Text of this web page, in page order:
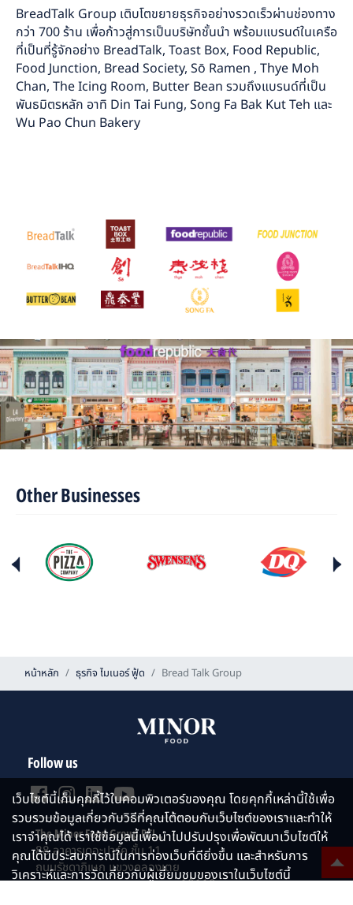
BreadTalk Group เติบโตขยายธุรกิจอย่างรวดเร็วผ่านช่องทาง
กว่า 700 ร้าน เพื่อก้าวสู่การเป็นบริษัทชั้นนำ พร้อมแบรนด์ในเครือ
ที่เป็นที่รู้จักอย่าง BreadTalk, Toast Box, Food Republic,
Food Junction, Bread Society, Sō Ramen , Thye Moh
Chan, The Icing Room, Butter Bean รวมถึงแบรนด์ที่เป็น
พันธมิตรหลัก อาทิ Din Tai Fung, Song Fa Bak Kut Teh และ
Wu Pao Chun Bakery
Other Businesses
หน้าหลัก ธุรกิจ ไมเนอร์ ฟู้ด Bread Talk Group
Follow us
The Minor Food Group PCL.,
88 อาคารเดอะปาร์ค ชั้น 11
ถนนรัชดาภิเษก แขวงคลองเตย
เขตคลองเตย กรุงเทพมหานคร 10110
เว็บไซต์นี้เก็บคุกกี้ไว้ในคอมพิวเตอร์ของคุณ โดยคุกกี้เหล่านี้ใช้เพื่อ
รวบรวมข้อมูลเกี่ยวกับวิธีที่คุณโต้ตอบกับเว็บไซต์ของเราและทำให้
เราจำคุณได้ เราใช้ข้อมูลนี้เพื่อนำไปปรับปรุงเพื่อพัฒนาเว็บไซต์ให้
คุณได้มีประสบการณ์ในการท่องเว็บที่ดียิ่งขึ้น และสำหรับการ
วิเคราะห์และการวัดเกี่ยวกับผู้เยี่ยมชมของเราในเว็บไซต์นี้